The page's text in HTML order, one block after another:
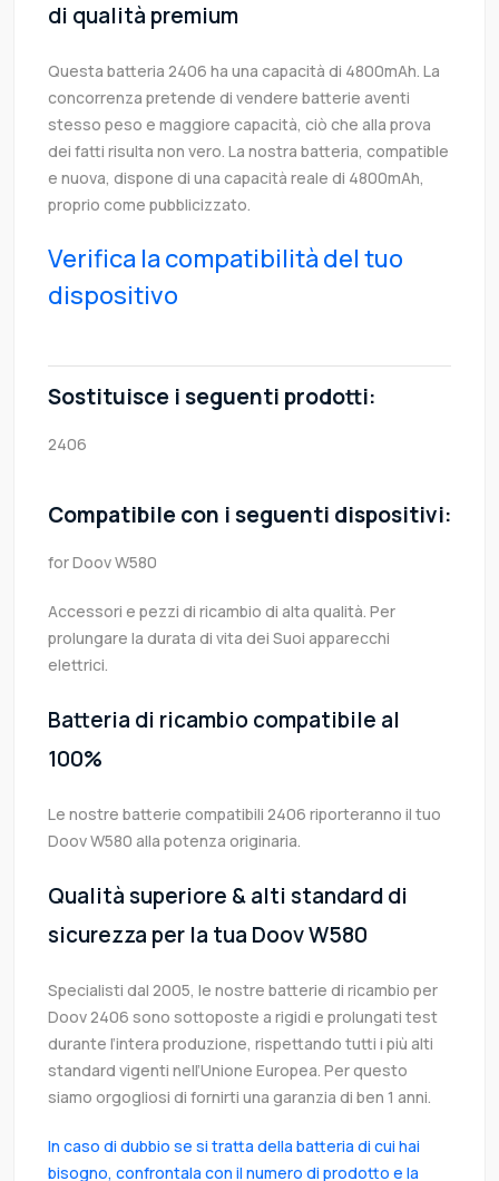
di qualità premium
Questa batteria 2406 ha una capacità di 4800mAh. La
concorrenza pretende di vendere batterie aventi
stesso peso e maggiore capacità, ciò che alla prova
dei fatti risulta non vero. La nostra batteria, compatible
e nuova, dispone di una capacità reale di 4800mAh,
proprio come pubblicizzato.
Verifica la compatibilità del tuo
dispositivo
Sostituisce i seguenti prodotti:
2406
Compatibile con i seguenti dispositivi:
for Doov W580
Accessori e pezzi di ricambio di alta qualità. Per
prolungare la durata di vita dei Suoi apparecchi
elettrici.
Batteria di ricambio compatibile al
100%
Le nostre batterie compatibili 2406 riporteranno il tuo
Doov W580 alla potenza originaria.
Qualità superiore & alti standard di
sicurezza per la tua Doov W580
Specialisti dal 2005, le nostre batterie di ricambio per
Doov 2406 sono sottoposte a rigidi e prolungati test
durante l’intera produzione, rispettando tutti i più alti
standard vigenti nell’Unione Europea. Per questo
siamo orgogliosi di fornirti una garanzia di ben 1 anni.
In caso di dubbio se si tratta della batteria di cui hai
bisogno, confrontala con il numero di prodotto e la